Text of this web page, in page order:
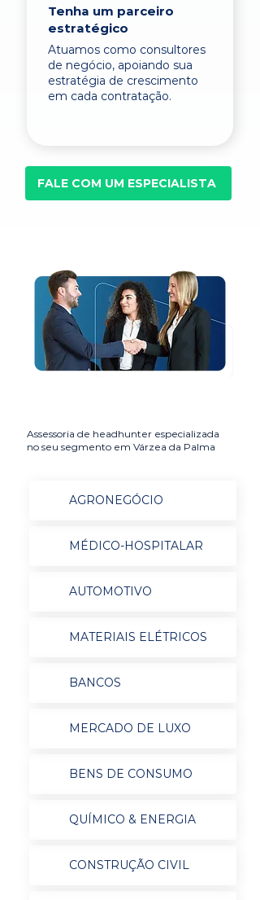
Tenha um parceiro
estratégico
Atuamos como consultores
de negócio, apoiando sua
estratégia de crescimento
em cada contratação.
FALE COM UM ESPECIALISTA
Assessoria de headhunter especializada
no seu segmento em Várzea da Palma
AGRONEGÓCIO
MÉDICO-HOSPITALAR
AUTOMOTIVO
MATERIAIS ELÉTRICOS
BANCOS
MERCADO DE LUXO
BENS DE CONSUMO
QUÍMICO & ENERGIA
CONSTRUÇÃO CIVIL